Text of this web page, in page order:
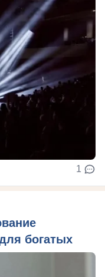
1
богатых